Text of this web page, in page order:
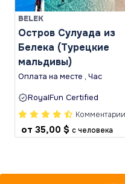
BELEK
Остров Сулуада из
Белека (Турецкие
мальдивы)
Оплата на месте , Час
RoyalFun Certified
Комментарии
от 35,00 $ с человека